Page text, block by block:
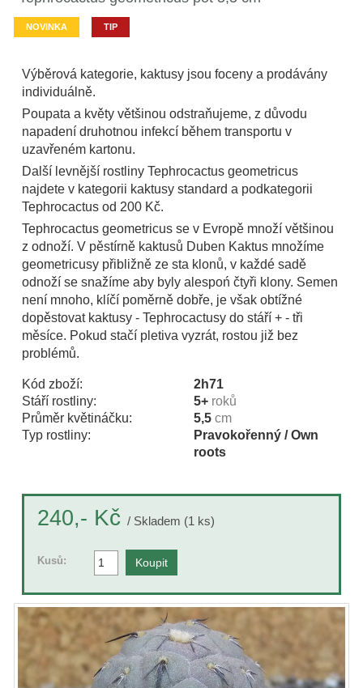
NOVINKA TIP
Výběrová kategorie, kaktusy jsou foceny a prodávány
individuálně.
Poupata a květy většinou odstraňujeme, z důvodu
napadení druhotnou infekcí během transportu v
uzavřeném kartonu.
Další levnější rostliny Tephrocactus geometricus
najdete v kategorii kaktusy standard a podkategorii
Tephrocactus od 200 Kč.
Tephrocactus geometricus se v Evropě množí většinou
z odnoží. V pěstírně kaktusů Duben Kaktus množíme
geometricusy přibližně ze sta klonů, v každé sadě
odnoží se snažíme aby byly alespoń čtyři klony. Semen
není mnoho, klíčí poměrně dobře, je však obtížné
dopěstovat kaktusy - Tephrocactusy do stáří + - tři
měsíce. Pokud stačí pletiva vyzrát, rostou již bez
problémů.
Kód zboží:
2h71
Stáří rostliny:
5+ roků
Průměr květináčku:
5,5 cm
Typ rostliny:
Pravokořenný / Own
roots
240,- Kč / Skladem (1 ks)
Kusů: